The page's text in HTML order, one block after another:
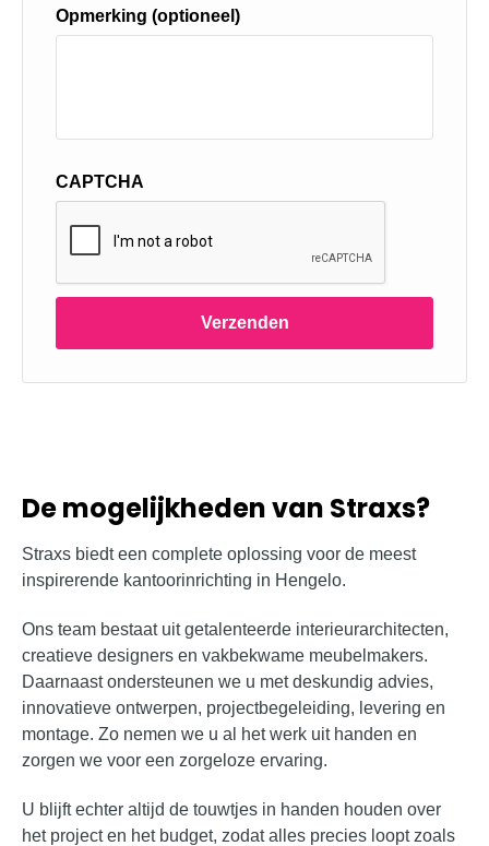
Opmerking (optioneel)
CAPTCHA
Verzenden
De mogelijkheden van Straxs?
Straxs biedt een complete oplossing voor de meest
inspirerende kantoorinrichting in Hengelo.
Ons team bestaat uit getalenteerde interieurarchitecten,
creatieve designers en vakbekwame meubelmakers.
Daarnaast ondersteunen we u met deskundig advies,
innovatieve ontwerpen, projectbegeleiding, levering en
montage. Zo nemen we u al het werk uit handen en
zorgen we voor een zorgeloze ervaring.
U blijft echter altijd de touwtjes in handen houden over
het project en het budget, zodat alles precies loopt zoals